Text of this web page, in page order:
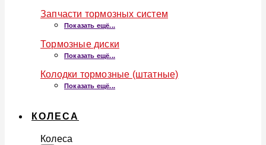
Запчасти тормозных систем
Показать ещё...
Тормозные диски
Показать ещё...
Колодки тормозные (штатные)
Показать ещё...
КОЛЕСА
Колеса